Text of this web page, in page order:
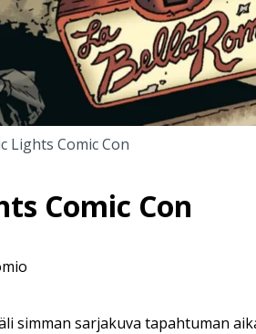
Lights Comic Con
Comic Con
simman sarjakuva tapahtuman